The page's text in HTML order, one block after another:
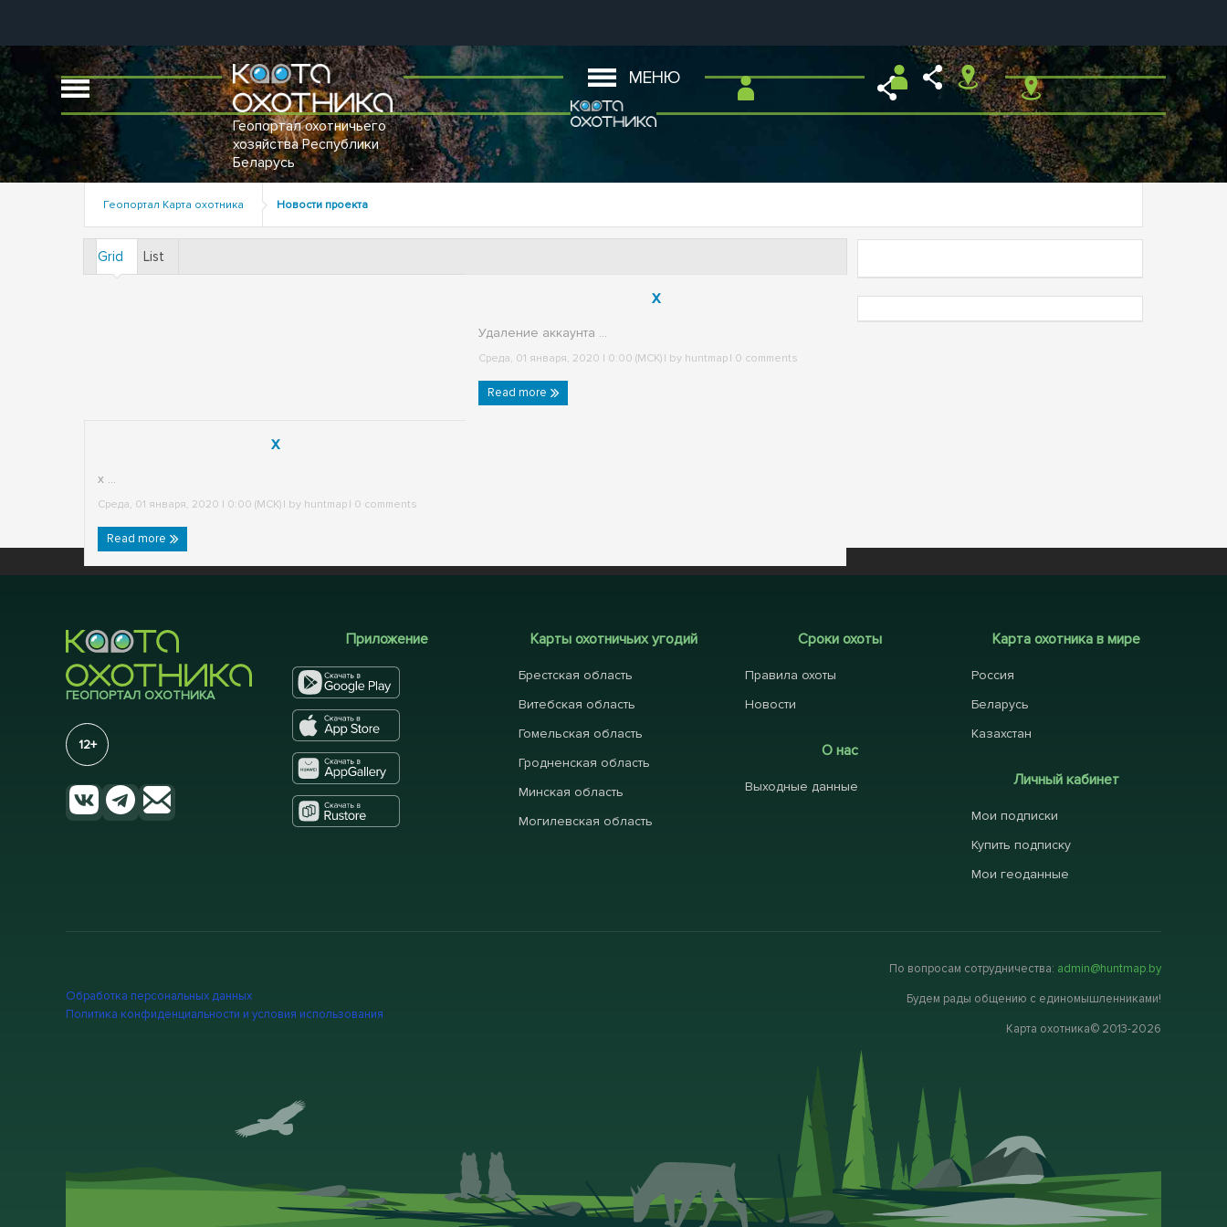
Геопортал охотничьего
хозяйства Республики
Беларусь
МЕНЮ
Геопортал Карта охотника Новости проекта
Grid List
x
Удаление аккаунта ...
Среда, 01 января, 2020 | 0:00 (МСК) | by huntmap | 0 comments
Read more
x
x ...
Среда, 01 января, 2020 | 0:00 (МСК) | by huntmap | 0 comments
Read more
ГЕОПОРТАЛ ОХОТНИКА
12+
Приложение Карты охотничьих угодий
Брестская область
Витебская область
Гомельская область
Гродненская область
Минская область
Могилевская область
Сроки охоты
Правила охоты
Новости
О нас
Выходные данные
Карта охотника в мире
Россия
Беларусь
Казахстан
Личный кабинет
Мои подписки
Купить подписку
Мои геоданные
Обработка персональных данных
Политика конфиденциальности и условия использования
По вопросам сотрудничества: admin@huntmap.by
Будем рады общению с единомышленниками!
Карта охотника© 2013-2026